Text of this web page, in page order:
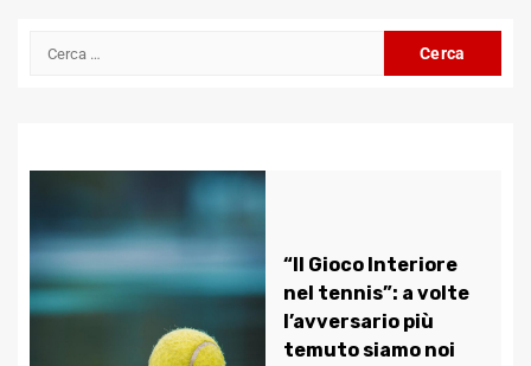
Ricerca
“Il Gioco Interiore
nel tennis”: a volte
l’avversario più
temuto siamo noi